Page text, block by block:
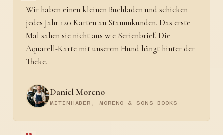
Wir haben einen kleinen Buchladen und schicken
jedes Jahr 120 Karten an Stammkunden. Das erste
Mal sahen sie nicht aus wie Serienbrief. Die
Aquarell-Karte mit unserem Hund hängt hinter der
Theke.
Daniel Moreno
MITINHABER, MORENO & SONS BOOKS